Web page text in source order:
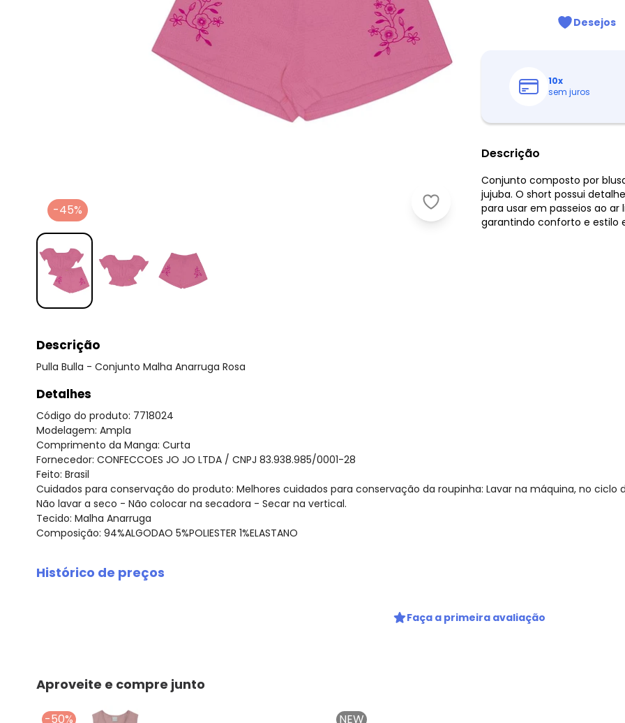
Pulla Bulla - Conjunto Malha
-45%
Desejos
10x
sem juros
Descrição
Conjunto composto por
jujuba. O short possui
para usar em passeios ao
garantindo conforto e estilo
Descrição
Pulla Bulla - Conjunto Malha Anarruga Rosa
Detalhes
Código do produto: 7718024
Modelagem: Ampla
Comprimento da Manga: Curta
Fornecedor: CONFECCOES JO JO LTDA / CNPJ 83.938.985/0001-28
Feito: Brasil
Cuidados para conservação do produto: Melhores cuidados para conservação da roupinha: Lavar na máquina, no
Não lavar a seco - Não colocar na secadora - Secar na vertical.
Tecido: Malha Anarruga
Composição: 94%ALGODAO 5%POLIESTER 1%ELASTANO
Histórico de preços
abril/2026
fevereiro/2026
Faça a primeira avaliação
Aproveite e compre junto
-50% NEW